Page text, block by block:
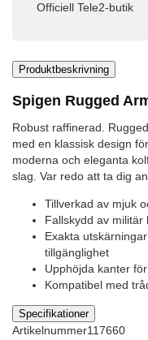
Officiell Tele2-butik
Produktbeskrivning
Spigen Rugged
Robust raffinerad.
med en klassisk design
moderna och eleganta
slag. Var redo att ta dig
Tillverkad av mjuk
Fallskydd av militär
Exakta
tillgänglighet
Upphöjda kanter
Kompatibel med
Specifikationer
Artikelnummer117660